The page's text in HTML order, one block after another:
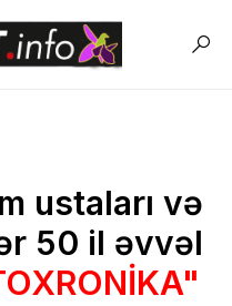
ustaları və
50 il əvvəl